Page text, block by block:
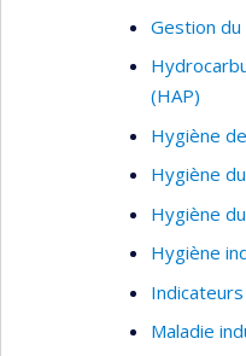
Gestion du
(HAP)
Hygiène
Hygiène
Hygiène
Hygiène
Maladie